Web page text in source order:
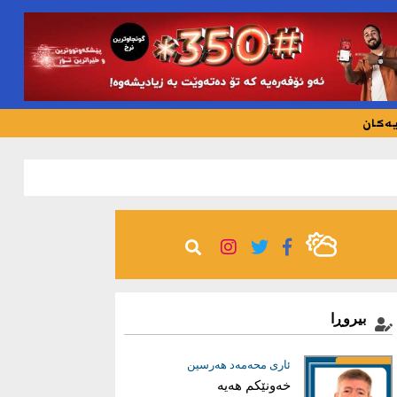
بیروڕا
ئاری محەمەد هەرسین
خەونێکم هەیە
عیماد ئه‌حمه‌د
بریاری دروست؛ بناغەی